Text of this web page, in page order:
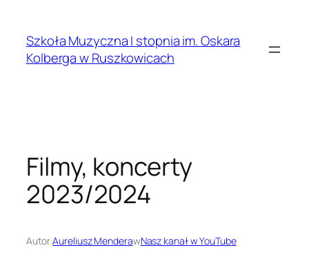
treściSzkoła Muzyczna I stopnia im. Oskara
Kolberga w Ruszkowicach
Filmy, koncerty
2023/2024
Autor:Aureliusz MenderawNasz kanał w YouTube